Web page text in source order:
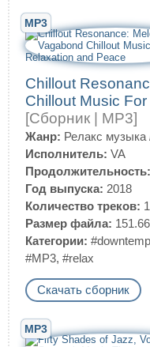
MP3
Chillout
Chillout Music
[Сборник | MP3]
Жанр: Релакс музыка
Исполнитель: VA
Продолжительность:
Год выпуска: 2018
Количество треков:
Размер файла:
Категории:
#MP3, #relax
Скачать сборник
MP3